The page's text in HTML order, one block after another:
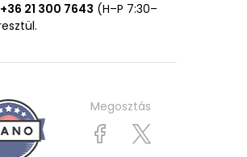
+36 21 300 7643 (H–P 7:30–
Megosztás